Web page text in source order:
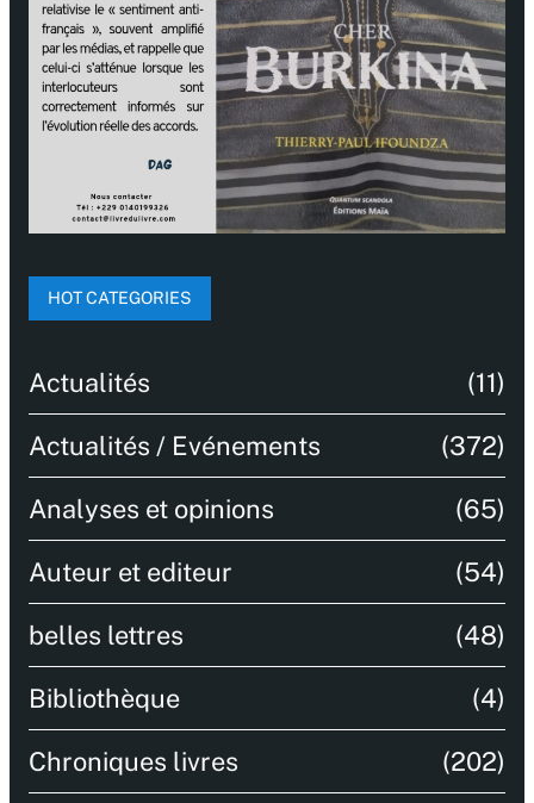
HOT CATEGORIES
Actualités (11)
Actualités / Evénements (372)
Analyses et opinions (65)
Auteur et editeur (54)
belles lettres (48)
Bibliothèque (4)
Chroniques livres (202)